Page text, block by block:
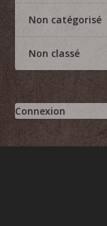
Non catégorisé
Non classé
Connexion